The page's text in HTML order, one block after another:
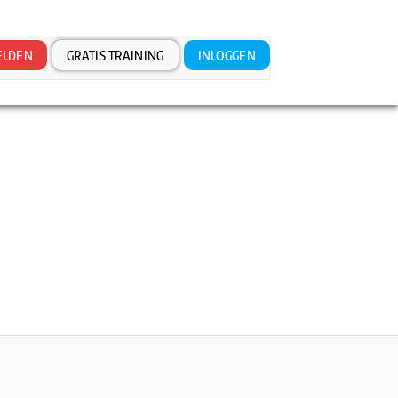
GRATIS TRAINING INLOGGEN